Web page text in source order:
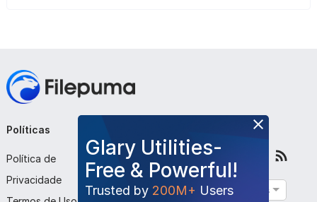
Glary Utilities-
Free & Powerful!
Trusted by 200M+ Users
Políticas
Política de
Privacidade
Sobre Nós
Contato
Siga-nos
Português